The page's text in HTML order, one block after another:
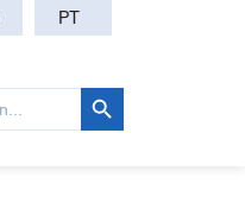
PT
Search Button